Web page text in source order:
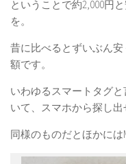
ということで約2,000円
を。
昔に比べるとずいぶん安
額です。
いわゆるスマートタグ
いて、スマホから探し出
同様のものだとほかには